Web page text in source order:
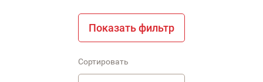
Показать фильтр
Сортировать